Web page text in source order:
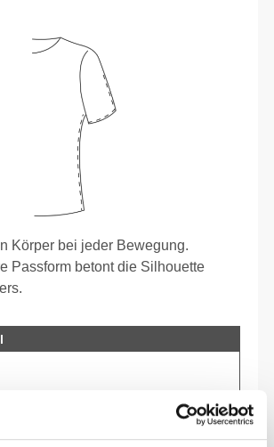
Körper bei jeder Bewegung.
Passform betont die Silhouette